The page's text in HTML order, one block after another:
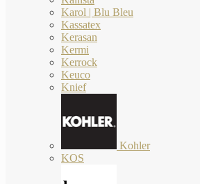
Karol | Blu Bleu
Kassatex
Kerasan
Kermi
Kerrock
Keuco
Knief
Kohler
KOS